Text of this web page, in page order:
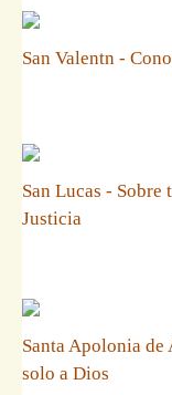
San Valentn -
San Lucas - Sobre
Justicia
Santa Apolonia de
solo a Dios